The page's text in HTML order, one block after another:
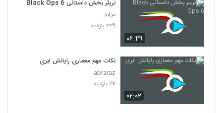
۰۶:۴۹
تریلر بخش داستانی Black Ops 6
میلاد
۲۳۹ بازدید
۰۲:۰۲
نکات مهم معماری رایانش ابری
abraraz
۲۷ بازدید